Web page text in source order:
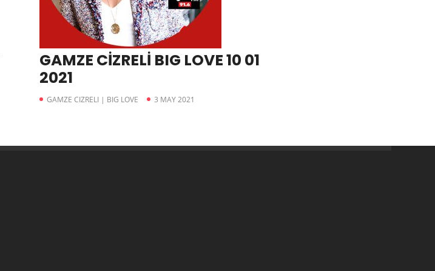
GAMZE CİZRELİ BIG LOVE 10 01
2021
GAMZE CIZRELI | BIG LOVE 3 MAY 2021